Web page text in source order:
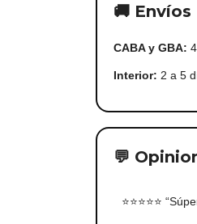
🚚 Envíos
CABA y GBA:
Interior: 2 a 5
💬
⭐⭐⭐⭐⭐